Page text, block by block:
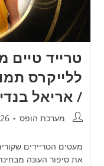
ללייקרס
/ אריאל
מחבר:מערכת הופס
מעטים הטריידים
את סיפור העונה